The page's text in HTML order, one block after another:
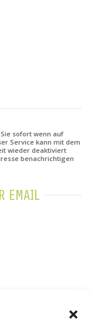
sofort wenn auf
Service kann mit dem
wieder deaktiviert
benachrichtigen
EMAIL